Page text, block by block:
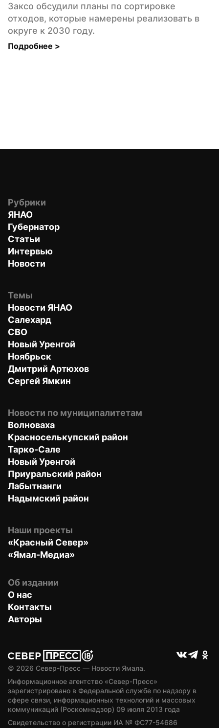
Заксо обсудили планы по сортировке
отходов, которые намерены реализовать в
округе к 2030 году.
Подробнее >
Рубрики
ЯНАО
Губернатор
Статьи
Интервью
Новости
Темы
Новости ЯНАО
Салехард
СВО
Новый Уренгой
Ноябрьск
Дмитрий Артюхов
Сергей Ямкин
Новости по муниципалитетам
Волноваха
Красноселькупский район
Тарко-Сале
Новый Уренгой
Приуральский район
Лабытнанги
Надымский район
Наши проекты
«Красный Север»
«Ямал-Медиа»
Об издании
О нас
Контакты
Авторы
© 2026 Север-Пресс — Новости Ямала.
Информационное агентство «Север-Пресс»
зарегистрировано в Федеральной службе по надзору в
сфере связи, информационных технологий и массовых
коммуникаций (Роскомнадзор) 09 июля 2013 года
Свидетельство о регистрации ИА № ФС77-54686